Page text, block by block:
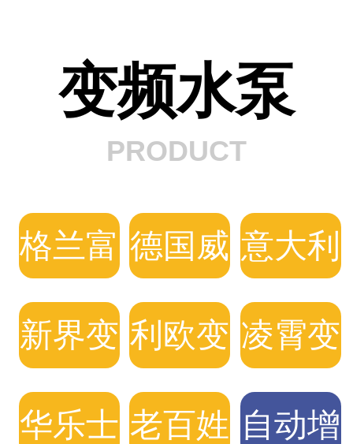
变频水泵
PRODUCT
格兰富
变频水
泵
德国威
乐变频
水泵
意大利
DAB
变频泵
新界变
频水泵
利欧变
频水泵
凌霄变
频水泵
华乐士 老百姓 自动增